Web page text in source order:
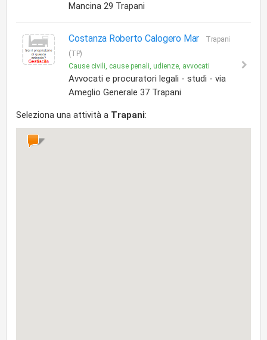
Mancina 29 Trapani
Costanza Roberto Calogero Mar
Trapani
(TP)
Cause civili, cause penali, udienze, avvocati
Avvocati e procuratori legali - studi - via
Ameglio Generale 37 Trapani
Seleziona una attività a Trapani: